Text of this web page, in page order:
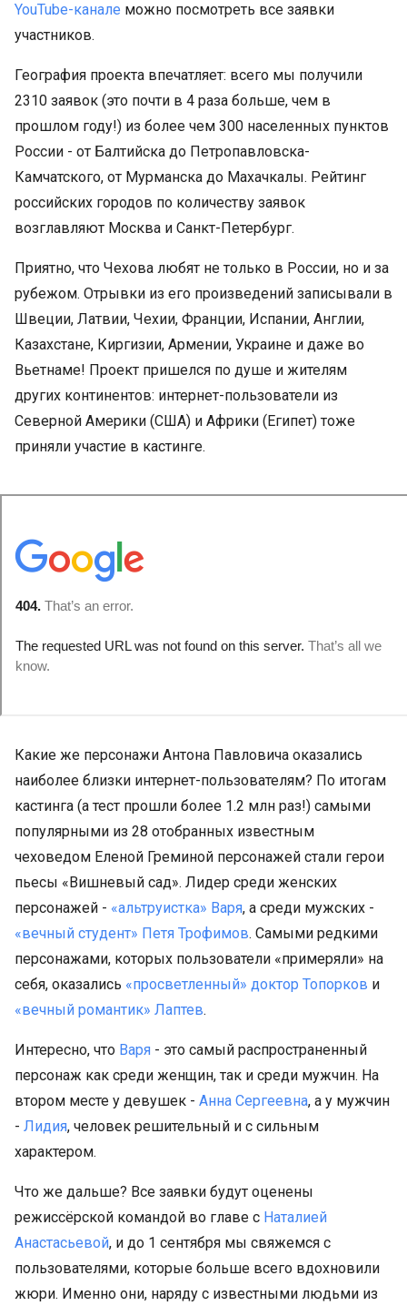
YouTube-канале можно посмотреть все заявки
участников.
География проекта впечатляет: всего мы получили
2310 заявок (это почти в 4 раза больше, чем в
прошлом году!) из более чем 300 населенных пунктов
России - от Балтийска до Петропавловска-
Камчатского, от Мурманска до Махачкалы. Рейтинг
российских городов по количеству заявок
возглавляют Москва и Санкт-Петербург.
Приятно, что Чехова любят не только в России, но и за
рубежом. Отрывки из его произведений записывали в
Швеции, Латвии, Чехии, Франции, Испании, Англии,
Казахстане, Киргизии, Армении, Украине и даже во
Вьетнаме! Проект пришелся по душе и жителям
других континентов: интернет-пользователи из
Северной Америки (США) и Африки (Египет) тоже
приняли участие в кастинге.
Какие же персонажи Антона Павловича оказались
наиболее близки интернет-пользователям? По итогам
кастинга (а тест прошли более 1.2 млн раз!) самыми
популярными из 28 отобранных известным
чеховедом Еленой Греминой персонажей стали герои
пьесы «Вишневый сад». Лидер среди женских
персонажей - «альтруистка» Варя, а среди мужских -
«вечный студент» Петя Трофимов. Самыми редкими
персонажами, которых пользователи «примеряли» на
себя, оказались «просветленный» доктор Топорков и
«вечный романтик» Лаптев.
Интересно, что Варя - это самый распространенный
персонаж как среди женщин, так и среди мужчин. На
втором месте у девушек - Анна Сергеевна, а у мужчин
- Лидия, человек решительный и с сильным
характером.
Что же дальше? Все заявки будут оценены
режиссёрской командой во главе с Наталией
Анастасьевой, и до 1 сентября мы свяжемся с
пользователями, которые больше всего вдохновили
жюри. Именно они, наряду с известными людьми из